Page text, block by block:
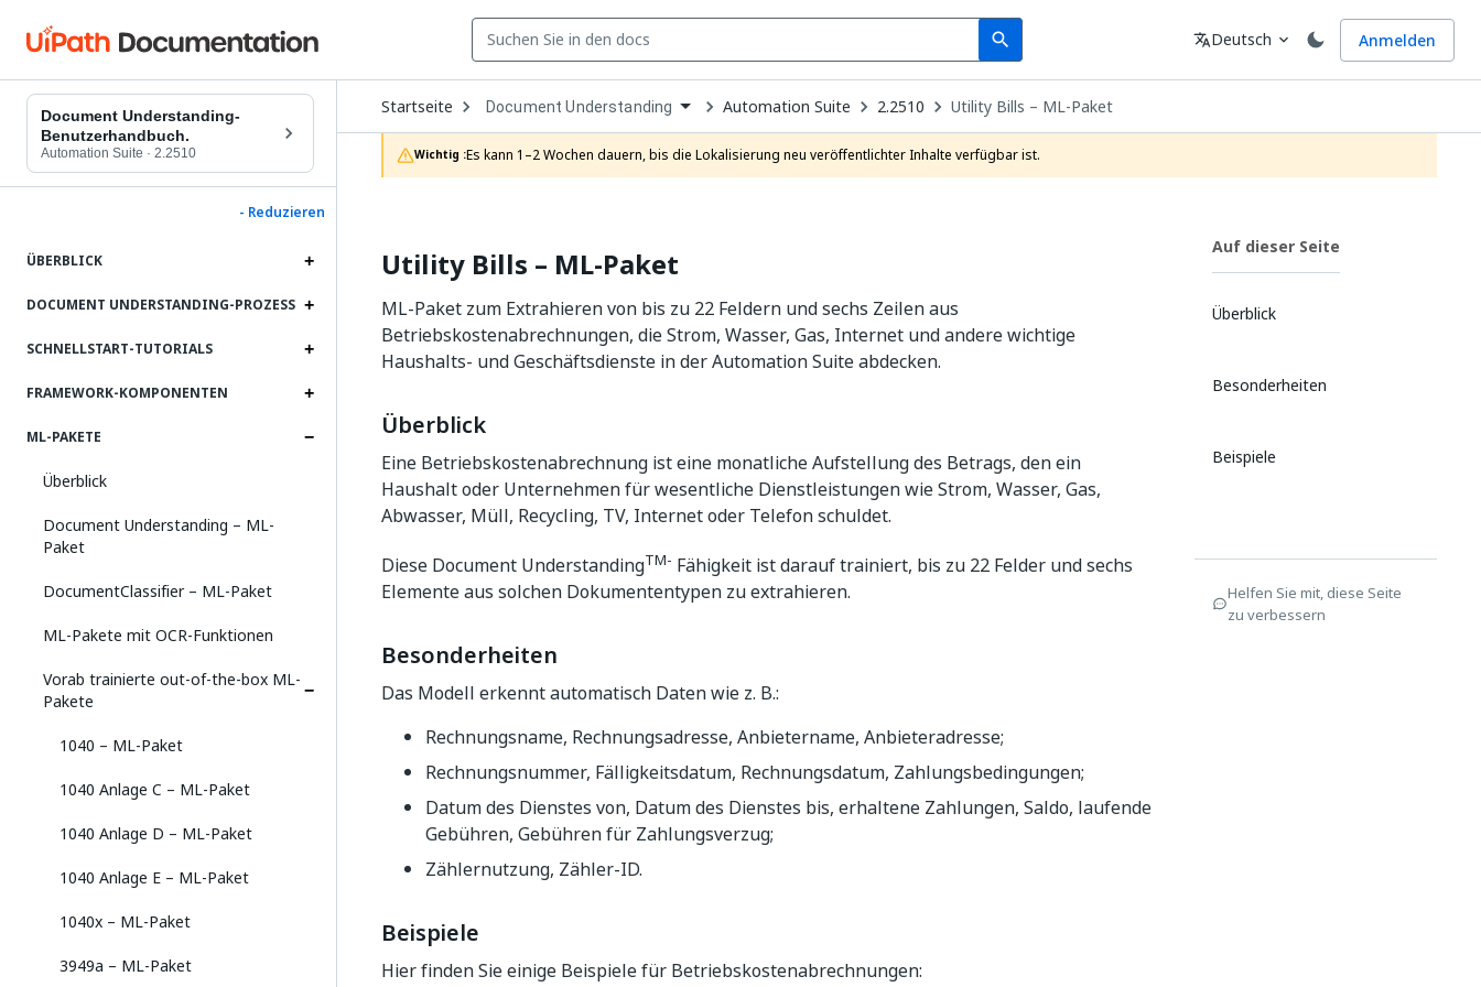
search
Search Sprache
translateDeutsch expand_more Anmelden
Document Understanding-
Benutzerhandbuch.
Automation Suite · 2.2510
- Reduzieren
ÜBERBLICK
DOCUMENT UNDERSTANDING-PROZESS
SCHNELLSTART-TUTORIALS
FRAMEWORK-KOMPONENTEN
ML-PAKETE
Überblick
Document Understanding – ML-
Paket
DocumentClassifier – ML-Paket
ML-Pakete mit OCR-Funktionen
Vorab trainierte out-of-the-box ML-
Pakete
1040 – ML-Paket
1040 Anlage C – ML-Paket
1040 Anlage D – ML-Paket
1040 Anlage E – ML-Paket
1040x – ML-Paket
3949a – ML-Paket
Startseite Open
Dropdown
to
choose
product
Document Understanding Automation Suite 2.2510 Utility Bills – ML-Paket
Wichtig :Es kann 1–2 Wochen dauern, bis die Lokalisierung neu veröffentlichter Inhalte verfügbar ist.
Utility Bills – ML-Paket
ML-Paket zum Extrahieren von bis zu 22 Feldern und sechs Zeilen aus
Betriebskostenabrechnungen, die Strom, Wasser, Gas, Internet und andere wichtige
Haushalts- und Geschäftsdienste in der Automation Suite abdecken.
Überblick
Eine Betriebskostenabrechnung ist eine monatliche Aufstellung des Betrags, den ein
Haushalt oder Unternehmen für wesentliche Dienstleistungen wie Strom, Wasser, Gas,
Abwasser, Müll, Recycling, TV, Internet oder Telefon schuldet.
Diese Document UnderstandingTM- Fähigkeit ist darauf trainiert, bis zu 22 Felder und sechs
Elemente aus solchen Dokumententypen zu extrahieren.
Besonderheiten
Das Modell erkennt automatisch Daten wie z. B.:
Rechnungsname, Rechnungsadresse, Anbietername, Anbieteradresse;
Rechnungsnummer, Fälligkeitsdatum, Rechnungsdatum, Zahlungsbedingungen;
Datum des Dienstes von, Datum des Dienstes bis, erhaltene Zahlungen, Saldo, laufende
Gebühren, Gebühren für Zahlungsverzug;
Zählernutzung, Zähler-ID.
Beispiele
Hier finden Sie einige Beispiele für Betriebskostenabrechnungen:
Auf dieser Seite
Überblick
Besonderheiten
Beispiele
Helfen Sie mit, diese Seite
zu verbessern